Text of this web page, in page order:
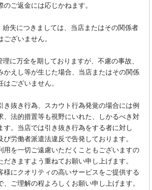
のご返金には応じかねます。
失につきましては、当店またはその関係者
ざいません。
に万全を期しておりますが、不慮の事故、
かえし等が生じた場合、当店またはその関係
ございません。
抜き行為、スカウト行為発覚の場合には例
、法的措置等も視野にいれた、しかるべき対
す。当店では引き抜き行為をする者に対し
び労働者派遣法違反で告発しております。
用を一切ご遠慮いただくこともございますの
だきますよう重ねてお願い申し上げます。
様にクオリティの高いサービスをご提供する
、ご理解の程よろしくお願い申し上げます。